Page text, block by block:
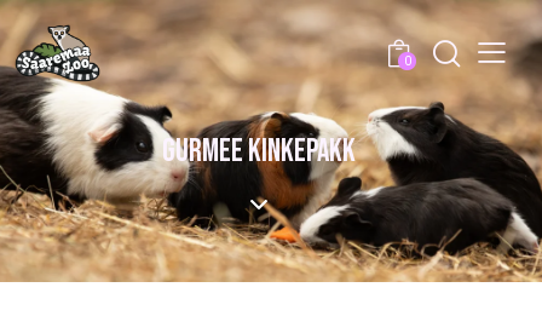
0
GURMEE KINKEPAKK